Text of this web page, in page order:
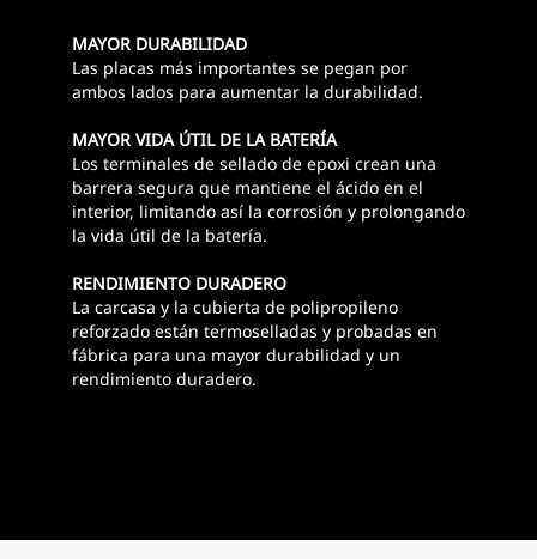
MAYOR DURABILIDAD
Las placas más importantes se pegan por
ambos lados para aumentar la durabilidad.
MAYOR VIDA ÚTIL DE LA BATERÍA
Los terminales de sellado de epoxi crean una
barrera segura que mantiene el ácido en el
interior, limitando así la corrosión y prolongando
la vida útil de la batería.
RENDIMIENTO DURADERO
La carcasa y la cubierta de polipropileno
reforzado están termoselladas y probadas en
fábrica para una mayor durabilidad y un
rendimiento duradero.